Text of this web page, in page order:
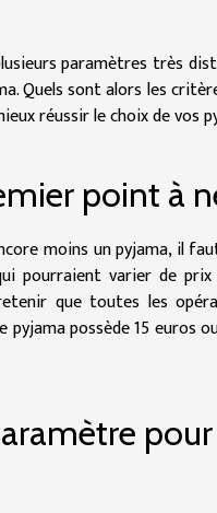
paramètres très
Quels sont alors les
réussir le choix de vos
point à
moins un pyjama, il
pourraient varier de
que toutes les
pyjama possède 15